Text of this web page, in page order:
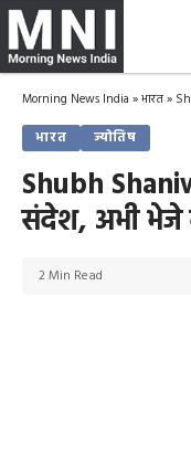
Morning News India »भारत»
भारत ज्योतिष
Shubh
संदेश, अभी भेजे
2 Min Read